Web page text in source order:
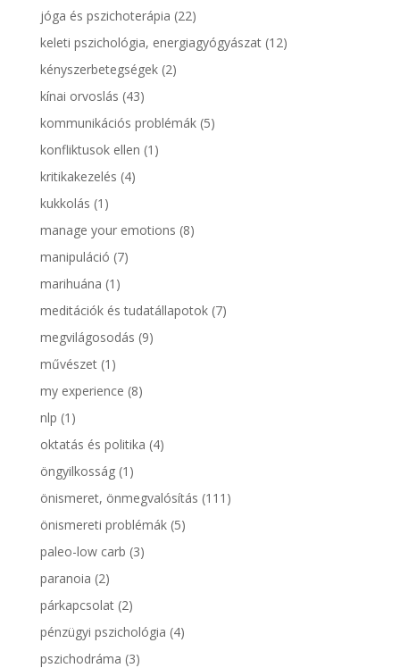
jóga és pszichoterápia (22)
keleti pszichológia, energiagyógyászat(12)
kényszerbetegségek(2)
kínai orvoslás (43)
kommunikációs problémák(5)
konfliktusok ellen (1)
kritikakezelés (4)
kukkolás (1)
manage your emotions (8)
manipuláció (7)
marihuána (1)
meditációk és tudatállapotok(7)
megvilágosodás (9)
művészet(1)
my experience (8)
nlp (1)
oktatás és politika (4)
öngyilkosság(1)
önismeret, önmegvalósítás (111)
önismereti problémák(5)
paleo-low carb (3)
paranoia (2)
párkapcsolat(2)
pénzügyi pszichológia (4)
pszichodráma (3)